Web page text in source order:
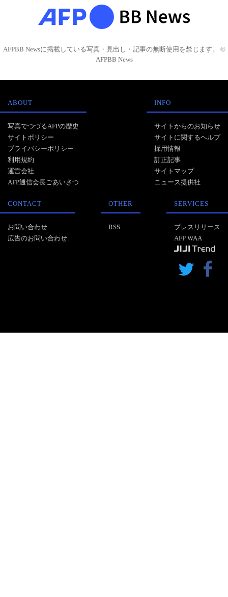
AFPBB Newsに掲載している写真・見出し・記事の無断使用を禁じます。 ©
AFPBB News
ABOUT
写真でつづるAFPの歴史
サイトポリシー
プライバシーポリシー
利用規約
運営会社
AFP通信会長ごあいさつ
INFO
サイトからのお知らせ
サイトに関するヘルプ
採用情報
訂正記事
サイトマップ
ニュース提供社
CONTACT
お問い合わせ
広告のお問い合わせ
OTHER
RSS
SERVICES
プレスリリース
AFP WAA